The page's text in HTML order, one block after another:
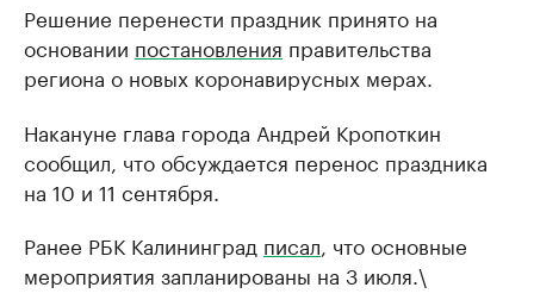
Решение перенести праздник принято на
основании постановления правительства
региона о новых коронавирусных мерах.
Накануне глава города Андрей Кропоткин
сообщил, что обсуждается перенос праздника
на 10 и 11 сентября.
Ранее РБК Калининград писал, что основные
мероприятия запланированы на 3 июля.\